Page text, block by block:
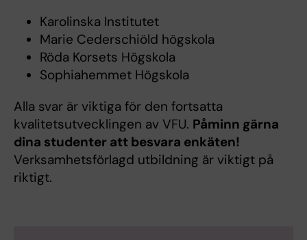
Karolinska Institutet
Marie Cederschiöld högskola
Röda Korsets Högskola
Sophiahemmet Högskola
Alla svar är viktiga för den fortsatta
kvalitetsutvecklingen av VFU. Påminn gärna
dina studenter att besvara enkäten!
Verksamhetsförlagd utbildning är viktigt på
riktigt.